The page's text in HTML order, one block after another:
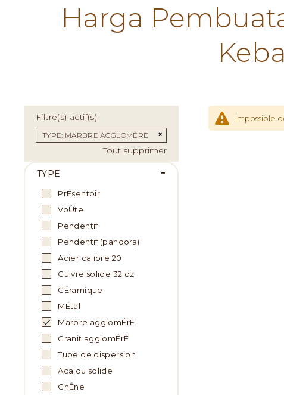
Harga
Impossible
Filtre(s) actif(s)
TYPE MARBRE AGGLOMÉRÉ Supprimer cet Élément
Tout supprimer
TYPE
PrÉsentoir
VoÛte
Pendentif
Pendentif (pandora)
Acier calibre 20
Cuivre solide 32 oz.
CÉramique
MÉtal
Marbre agglomÉrÉ
Granit agglomÉrÉ
Tube de dispersion
Acajou solide
ChÊne